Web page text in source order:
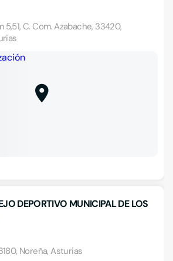
C. Com. Azabache, 33420,
DEPORTIVO MUNICIPAL DE LOS
Noreña, Asturias